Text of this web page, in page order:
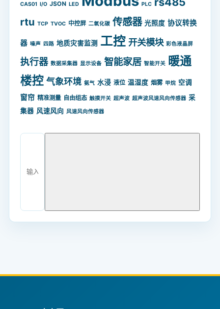
CAS01 I/O JSON LED PLC
rtu TCP TVOC 中控屏 二氧化碳 传感器 光照度 协议转换
器 噪声 四路 地质灾害监测 工控 开关模块 彩色液晶屏
执行器 数据采集器 显示设备 智能家居 智能开关 暖通
楼控 气象环境 氨气 水浸 液位 温湿度 烟雾 甲烷 空调
窗帘 精准测量 自由组态 触摸开关 超声波 超声波风速风向传感器 采
集器 风速风向 风速风向传感器